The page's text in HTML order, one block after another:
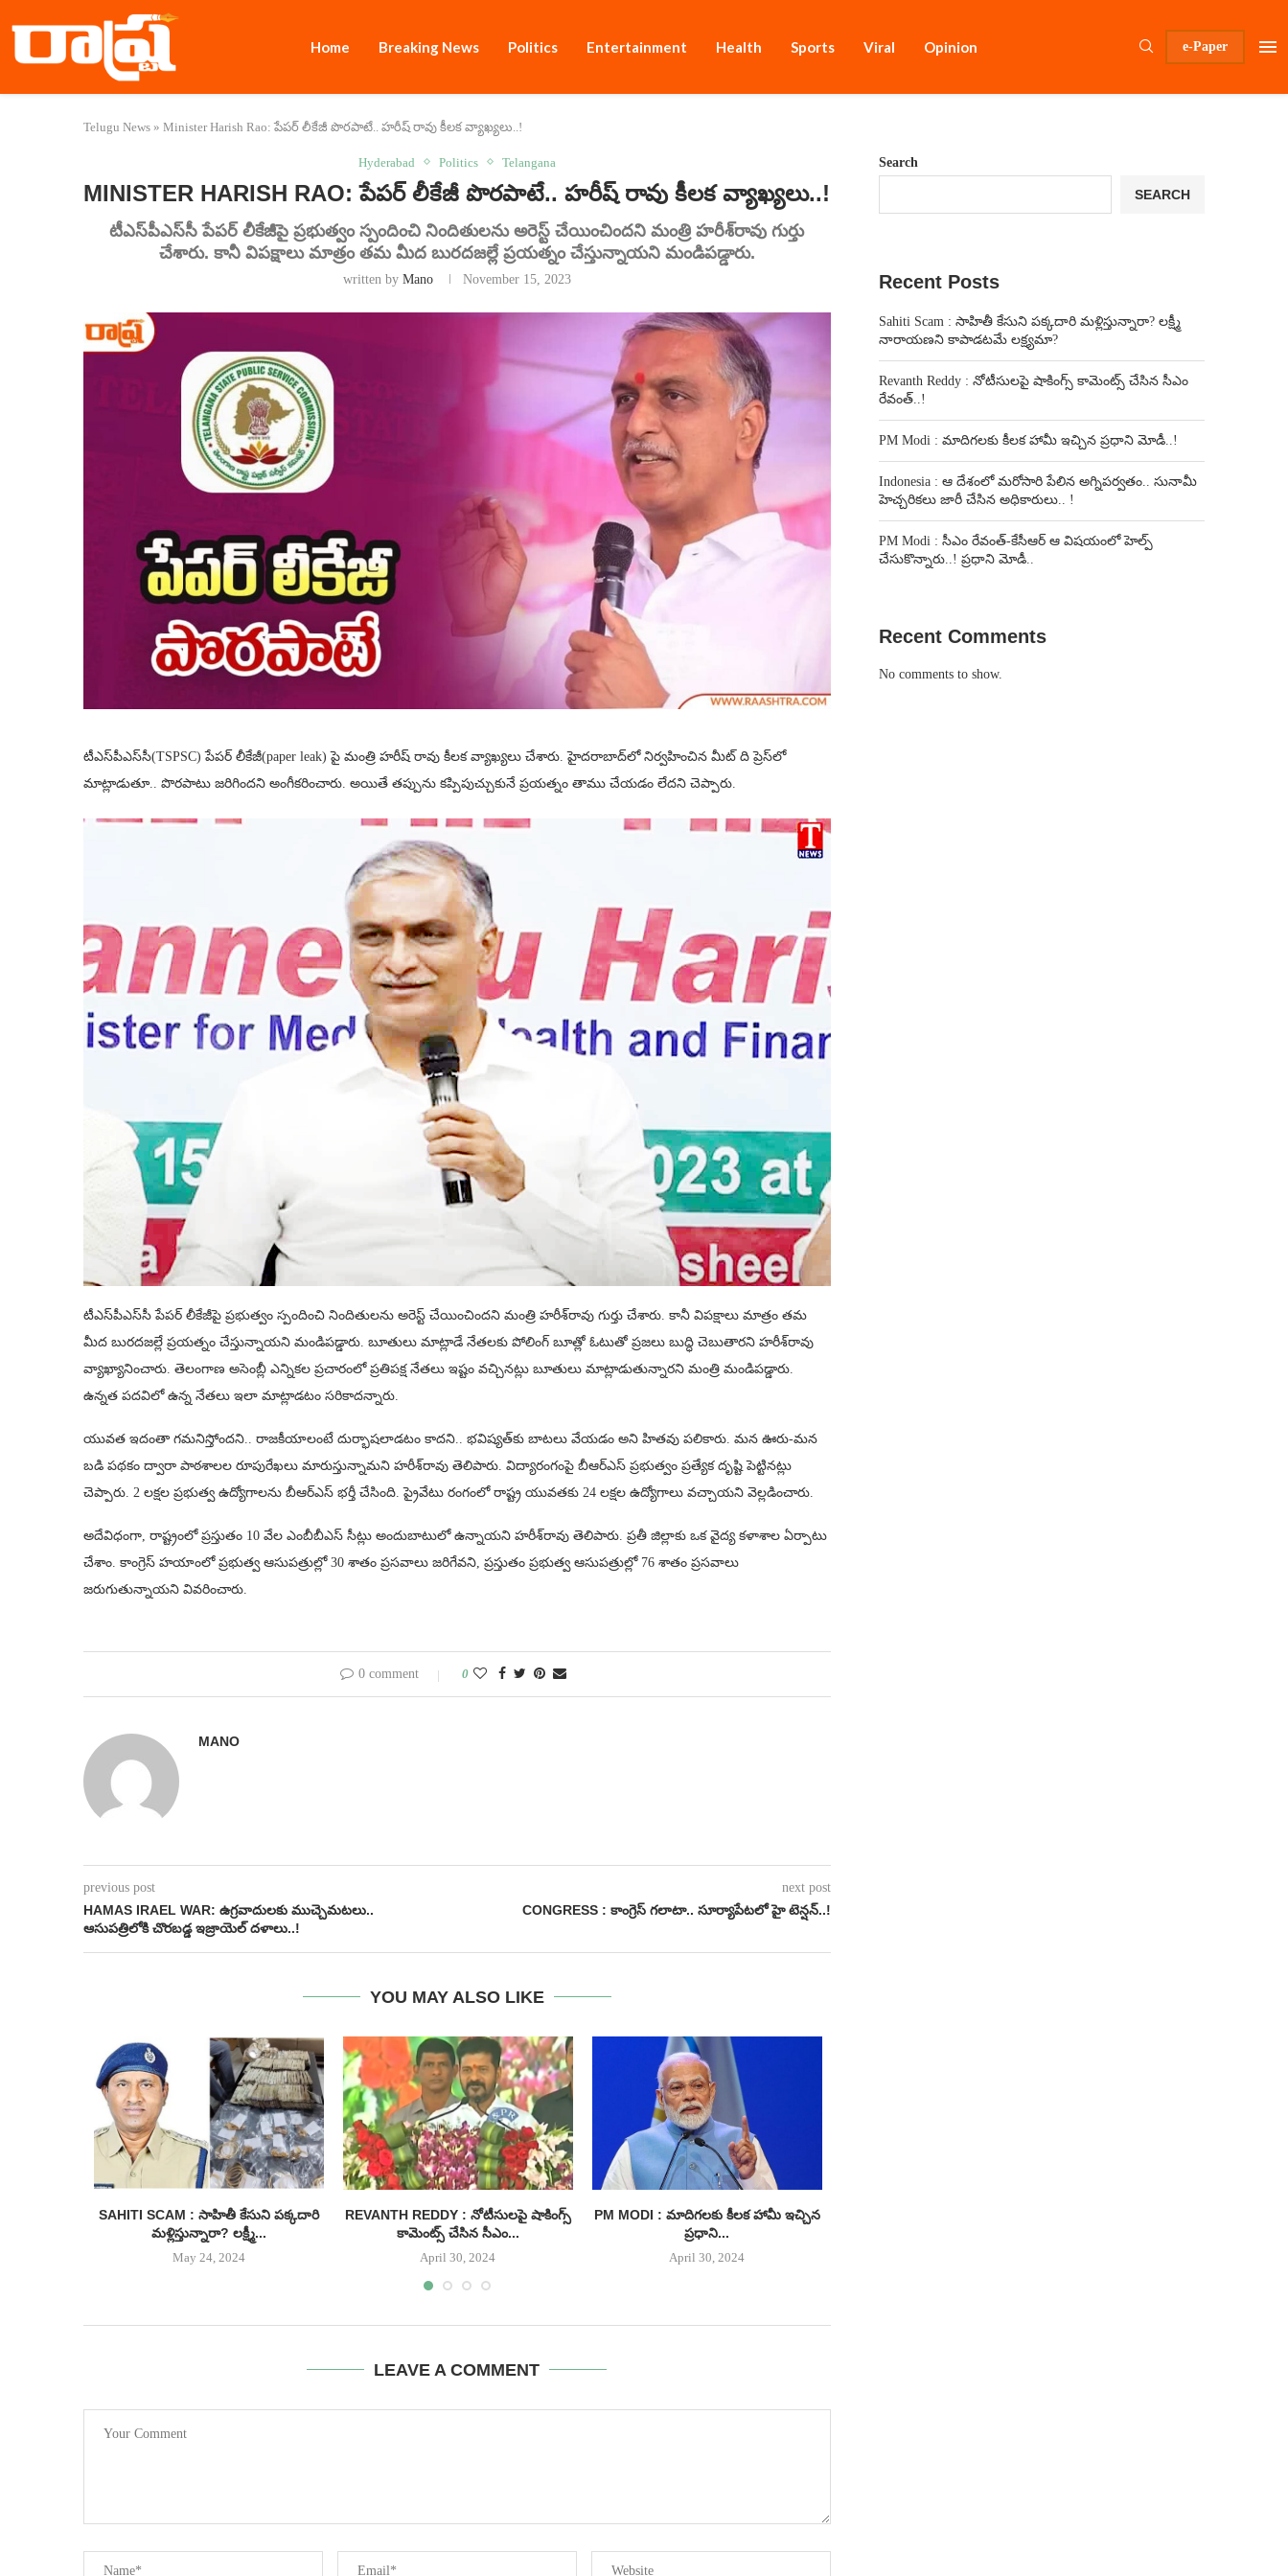
Home Breaking News Politics Entertainment Health Sports Viral Opinion e-Paper
Telugu News » Minister Harish Rao: పేపర్ లీకేజీ పొరపాటే.. హరీష్ రావు కీలక వ్యాఖ్యలు..!
Hyderabad Politics Telangana
MINISTER HARISH RAO: పేపర్ లీకేజీ పొరపాటే.. హరీష్ రావు కీలక వ్యాఖ్యలు..!
టీఎస్‌పీఎస్‌సీ పేపర్ లీకేజీపై ప్రభుత్వం స్పందించి నిందితులను అరెస్ట్ చేయించిందని మంత్రి హరీశ్‌రావు గుర్తు
చేశారు. కానీ విపక్షాలు మాత్రం తమ మీద బురదజల్లే ప్రయత్నం చేస్తున్నాయని మండిపడ్డారు.
written by Mano November 15, 2023
టీఎస్‌పీఎస్‌సీ(TSPSC) పేపర్ లీకేజీ(paper leak) పై మంత్రి హరీష్ రావు కీలక వ్యాఖ్యలు చేశారు. హైదరాబాద్‌లో నిర్వహించిన మీట్ ది ప్రెస్‌లో
మాట్లాడుతూ.. పొరపాటు జరిగిందని అంగీకరించారు. అయితే తప్పును కప్పిపుచ్చుకునే ప్రయత్నం తాము చేయడం లేదని చెప్పారు.
టీఎస్‌పీఎస్‌సీ పేపర్ లీకేజీపై ప్రభుత్వం స్పందించి నిందితులను అరెస్ట్ చేయించిందని మంత్రి హరీశ్‌రావు గుర్తు చేశారు. కానీ విపక్షాలు మాత్రం తమ
మీద బురదజల్లే ప్రయత్నం చేస్తున్నాయని మండిపడ్డారు. బూతులు మాట్లాడే నేతలకు పోలింగ్ బూత్లో ఓటుతో ప్రజలు బుద్ధి చెబుతారని హరీశ్‌రావు
వ్యాఖ్యానించారు. తెలంగాణ అసెంబ్లీ ఎన్నికల ప్రచారంలో ప్రతిపక్ష నేతలు ఇష్టం వచ్చినట్లు బూతులు మాట్లాడుతున్నారని మంత్రి మండిపడ్డారు.
ఉన్నత పదవిలో ఉన్న నేతలు ఇలా మాట్లాడటం సరికాదన్నారు.
యువత ఇదంతా గమనిస్తోందని.. రాజకీయాలంటే దుర్భాషలాడటం కాదని.. భవిష్యత్‌కు బాటలు వేయడం అని హితవు పలికారు. మన ఊరు-మన
బడి పథకం ద్వారా పాఠశాలల రూపురేఖలు మారుస్తున్నామని హరీశ్‌రావు తెలిపారు. విద్యారంగంపై బీఆర్ఎస్ ప్రభుత్వం ప్రత్యేక దృష్టి పెట్టినట్లు
చెప్పారు. 2 లక్షల ప్రభుత్వ ఉద్యోగాలను బీఆర్ఎస్ భర్తీ చేసింది. ప్రైవేటు రంగంలో రాష్ట్ర యువతకు 24 లక్షల ఉద్యోగాలు వచ్చాయని వెల్లడించారు.
అదేవిధంగా, రాష్ట్రంలో ప్రస్తుతం 10 వేల ఎంబీబీఎస్‌ సీట్లు అందుబాటులో ఉన్నాయని హరీశ్‌రావు తెలిపారు. ప్రతీ జిల్లాకు ఒక వైద్య కళాశాల ఏర్పాటు
చేశాం. కాంగ్రెస్‌ హయాంలో ప్రభుత్వ ఆసుపత్రుల్లో 30 శాతం ప్రసవాలు జరిగేవని, ప్రస్తుతం ప్రభుత్వ ఆసుపత్రుల్లో 76 శాతం ప్రసవాలు
జరుగుతున్నాయని వివరించారు.
0 comment 0
MANO
previous post
HAMAS IRAEL WAR: ఉగ్రవాదులకు ముచ్చెమటలు..
ఆసుపత్రిలోకి చొరబడ్డ ఇజ్రాయెల్ దళాలు..!
next post
CONGRESS : కాంగ్రెస్ గలాటా.. సూర్యాపేటలో హై టెన్షన్..!
YOU MAY ALSO LIKE
SAHITI SCAM : సాహితీ కేసుని పక్కదారి
మళ్లిస్తున్నారా? లక్ష్మీ...
May 24, 2024
REVANTH REDDY : నోటీసులపై షాకింగ్స్
కామెంట్స్ చేసిన సీఎం...
April 30, 2024
PM MODI : మాదిగలకు కీలక హామీ ఇచ్చిన
ప్రధాని...
April 30, 2024
LEAVE A COMMENT
Search
SEARCH
Recent Posts
Sahiti Scam : సాహితీ కేసుని పక్కదారి మళ్లిస్తున్నారా? లక్ష్మీ
నారాయణని కాపాడటమే లక్ష్యమా?
Revanth Reddy : నోటీసులపై షాకింగ్స్ కామెంట్స్ చేసిన సీఎం
రేవంత్..!
PM Modi : మాదిగలకు కీలక హామీ ఇచ్చిన ప్రధాని మోడీ..!
Indonesia : ఆ దేశంలో మరోసారి పేలిన అగ్నిపర్వతం.. సునామీ
హెచ్చరికలు జారీ చేసిన అధికారులు.. !
PM Modi : సీఎం రేవంత్-కేసీఆర్ ఆ విషయంలో హెల్ప్
చేసుకొన్నారు..! ప్రధాని మోడీ..
Recent Comments
No comments to show.